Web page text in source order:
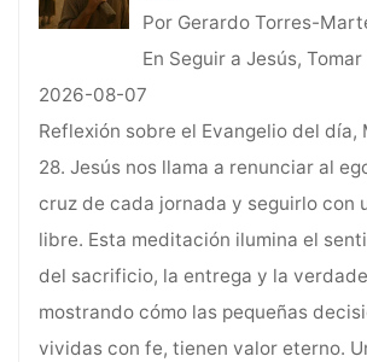
Por Gerardo Torres-
En Seguir a Jesús,
2026-08-07
Reflexión sobre el Evangelio del día,
28. Jesús nos llama a renunciar al
cruz de cada jornada y seguirlo con
libre. Esta meditación ilumina el
del sacrificio, la entrega y la
mostrando cómo las pequeñas
vividas con fe, tienen valor eterno.